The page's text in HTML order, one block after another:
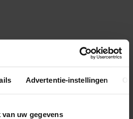
Advertentie-instellingen
uw gegevens